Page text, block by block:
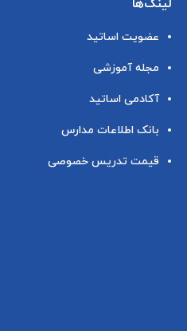
لینک‌ها
عضویت اساتید
مجله آموزشی
آکادمی اساتید
بانک اطلاعات مدارس
قیمت تدریس خصوصی